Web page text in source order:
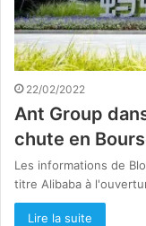
22/02/2022
Ant Group
chute en
Les informations de
titre Alibaba à
Lire la suite